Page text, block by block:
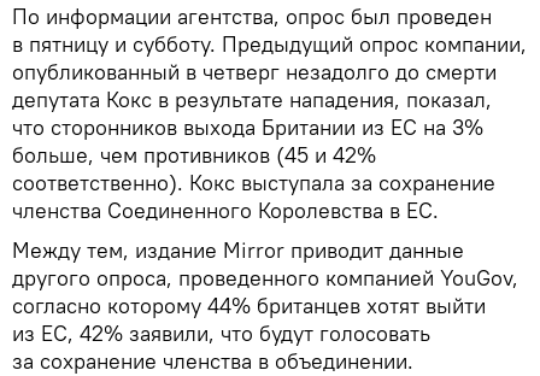
По информации агентства, опрос был проведен
в пятницу и субботу. Предыдущий опрос компании,
опубликованный в четверг незадолго до смерти
депутата Кокс в результате нападения, показал,
что сторонников выхода Британии из ЕС на 3%
больше, чем противников (45 и 42%
соответственно). Кокс выступала за сохранение
членства Соединенного Королевства в ЕС.
Между тем, издание Mirror приводит данные
другого опроса, проведенного компанией YouGov,
согласно которому 44% британцев хотят выйти
из ЕС, 42% заявили, что будут голосовать
за сохранение членства в объединении.